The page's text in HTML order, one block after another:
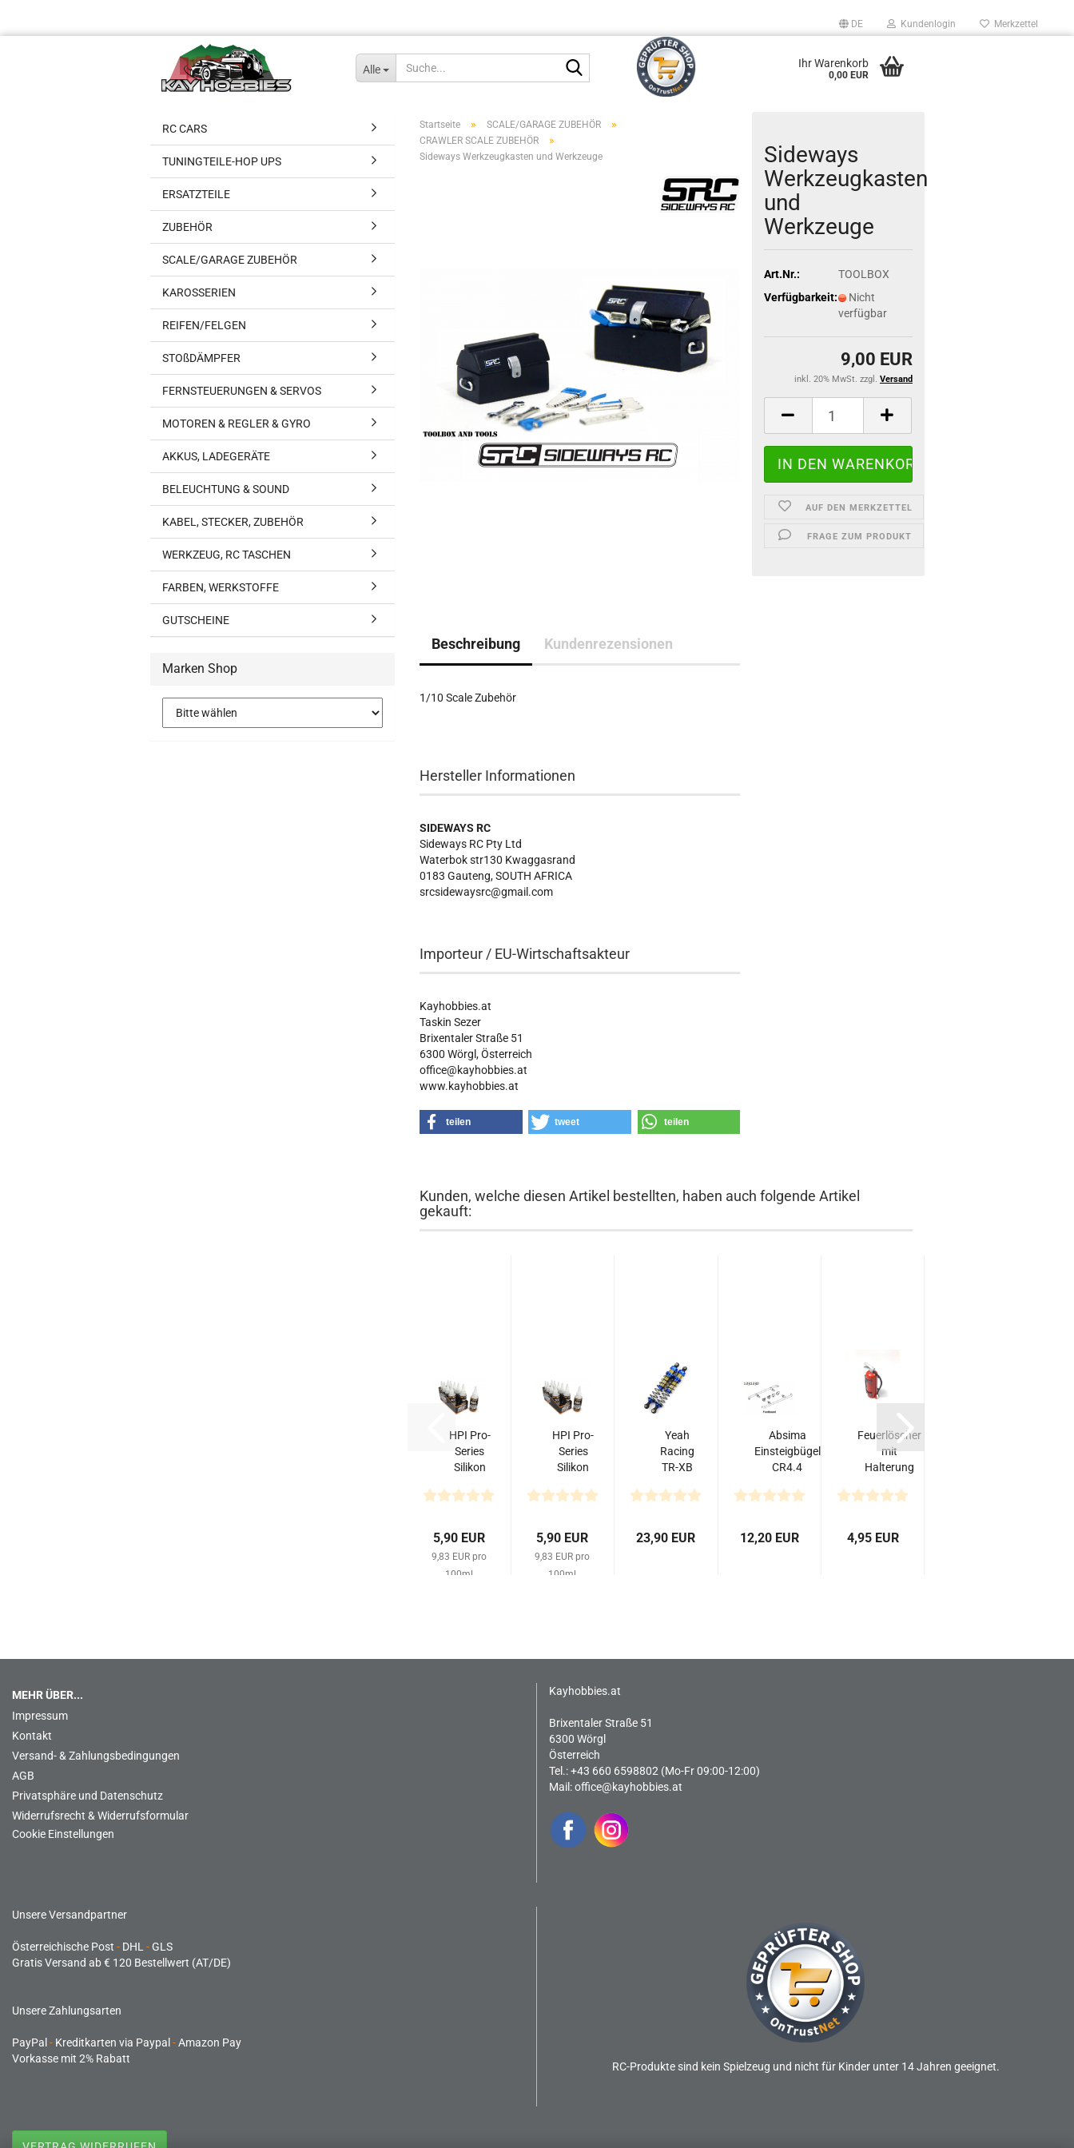
DE Kundenlogin Merkzettel
Alle Ihr Warenkorb
0,00 EUR
Startseite » SCALE/GARAGE ZUBEHÖR »
CRAWLER SCALE ZUBEHÖR »
Sideways Werkzeugkasten und Werkzeuge
Sideways
Werkzeugkasten
und
Werkzeuge
Art.Nr.:
TOOLBOX
Verfügbarkeit:
Nicht
verfügbar
9,00 EUR
inkl. 20% MwSt. zzgl. Versand
AUF DEN MERKZETTEL
FRAGE ZUM PRODUKT
Beschreibung Kundenrezensionen
1/10 Scale Zubehör
Hersteller Informationen
SIDEWAYS RC
Sideways RC Pty Ltd
Waterbok str130 Kwaggasrand
0183 Gauteng, SOUTH AFRICA
srcsidewaysrc@gmail.com
Importeur / EU-Wirtschaftsakteur
Kayhobbies.at
Taskin Sezer
Brixentaler Straße 51
6300 Wörgl, Österreich
office@kayhobbies.at
www.kayhobbies.at
teilen tweet teilen
Kunden, welche diesen Artikel bestellten, haben auch folgende Artikel
gekauft:
HPI Pro-
Series
Silikon
400Cst
5,90 EUR
9,83 EUR pro
100ml
HPI Pro-
Series
Silikon
500Cst
5,90 EUR
9,83 EUR pro
100ml
Yeah
Racing
TR-XB
Aluminium
Dämpfer...
23,90 EUR
Absima
Einsteigbügel
CR4.4
12,20 EUR
Feuerlöscher
mit
Halterung
4,95 EUR
RC CARS
TUNINGTEILE-HOP UPS
ERSATZTEILE
ZUBEHÖR
SCALE/GARAGE ZUBEHÖR
KAROSSERIEN
REIFEN/FELGEN
STOßDÄMPFER
FERNSTEUERUNGEN & SERVOS
MOTOREN & REGLER & GYRO
AKKUS, LADEGERÄTE
BELEUCHTUNG & SOUND
KABEL, STECKER, ZUBEHÖR
WERKZEUG, RC TASCHEN
FARBEN, WERKSTOFFE
GUTSCHEINE
Marken Shop
MEHR ÜBER...
Impressum
Kontakt
Versand- & Zahlungsbedingungen
AGB
Privatsphäre und Datenschutz
Widerrufsrecht & Widerrufsformular
Cookie Einstellungen
Kayhobbies.at
Brixentaler Straße 51
6300 Wörgl
Österreich
Tel.: +43 660 6598802 (Mo-Fr 09:00-12:00)
Mail:office@kayhobbies.at
Unsere Versandpartner
Österreichische Post - DHL -GLS
Gratis Versand ab € 120 Bestellwert (AT/DE)
Unsere Zahlungsarten
PayPal - Kreditkarten via Paypal -Amazon Pay
Vorkasse mit 2% Rabatt
RC-Produkte sind kein Spielzeug und nicht für Kinder unter 14 Jahren geeignet.